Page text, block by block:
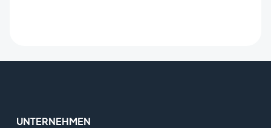
UNTERNEHMEN